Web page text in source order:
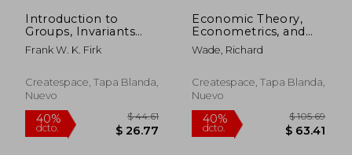
Introduction to
Groups, Invariants
and Particles
Frank W. K. Firk
Createspace, Tapa Blanda,
Nuevo
Economic Theory,
Econometrics, and
Mathematical
Economics (en
Wade, Richard
Createspace, Tapa Blanda,
Nuevo